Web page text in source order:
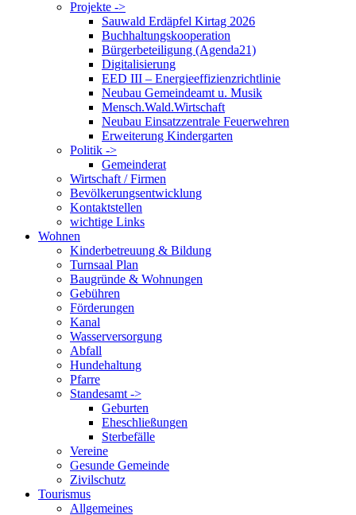
Projekte ->
Sauwald Erdäpfel Kirtag 2026
Buchhaltungskooperation
Bürgerbeteiligung (Agenda21)
Digitalisierung
EED III – Energieeffizienzrichtlinie
Neubau Gemeindeamt u. Musik
Mensch.Wald.Wirtschaft
Neubau Einsatzzentrale Feuerwehren
Erweiterung Kindergarten
Politik ->
Gemeinderat
Wirtschaft / Firmen
Bevölkerungsentwicklung
Kontaktstellen
wichtige Links
Wohnen
Kinderbetreuung & Bildung
Turnsaal Plan
Baugründe & Wohnungen
Gebühren
Förderungen
Kanal
Wasserversorgung
Abfall
Hundehaltung
Pfarre
Standesamt ->
Geburten
Eheschließungen
Sterbefälle
Vereine
Gesunde Gemeinde
Zivilschutz
Tourismus
Allgemeines